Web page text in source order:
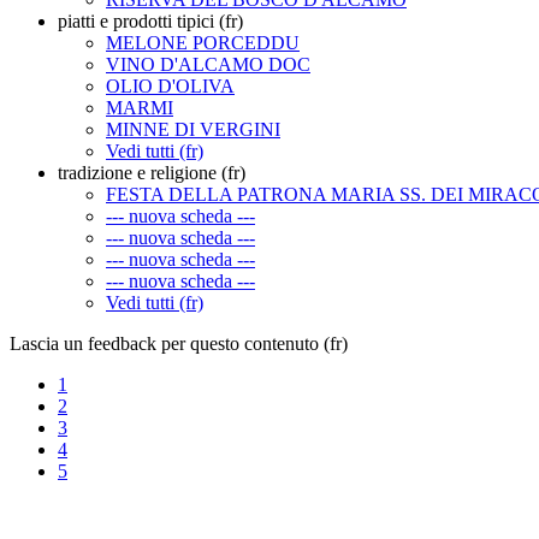
piatti e prodotti tipici (fr)
MELONE PORCEDDU
VINO D'ALCAMO DOC
OLIO D'OLIVA
MARMI
MINNE DI VERGINI
Vedi tutti (fr)
tradizione e religione (fr)
FESTA DELLA PATRONA MARIA SS. DEI
--- nuova scheda ---
--- nuova scheda ---
--- nuova scheda ---
--- nuova scheda ---
Vedi tutti (fr)
Lascia un feedback per questo contenuto (fr)
1
2
3
4
5